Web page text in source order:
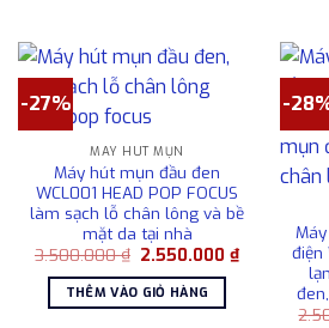
-27%
MÁY HÚT MỤN
Máy hút mụn đầu đen
WCL001 HEAD POP FOCUS
làm sạch lỗ chân lông và bề
mặt da tại nhà
3.500.000₫ Giá
là:
3.500.000 ₫.
2.550.000₫Giá
hiện
2.550.000
THÊM VÀO GIỎ HÀNG
-
điện